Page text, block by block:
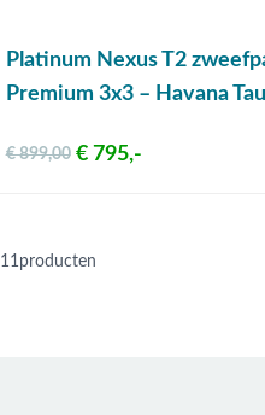
Platinum Nexus T2
Premium 3x3 – Havana
€ 795,-
€ 899,00
11producten